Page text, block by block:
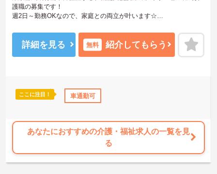
休日110日以上 資格取得サポート
護職の募集です！
週2日～勤務OKなので、家庭との両立が叶います☆
ご興味のある方には、面接対策ポイントなど、さらに詳細をお話し
いたしますのでお気軽にご相談ください！
詳細を見る 無料 紹介してもらう
ここに注目！ 車通勤可
あなたにおすすめの介護・福祉求人の一覧を見
る